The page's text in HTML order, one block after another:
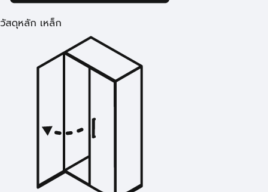
วัสดุหลัก เหล็ก